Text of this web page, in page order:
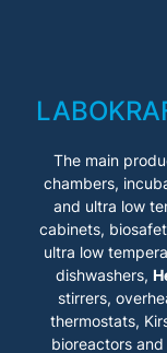
The main
chambers,
and ultra low
cabinets,
ultra low
dishwashers,
stirrers,
thermostats,
bioreactors